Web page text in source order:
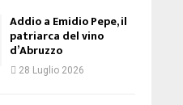
Addio a Emidio Pepe, il
patriarca del vino
d’Abruzzo
28 Luglio 2026